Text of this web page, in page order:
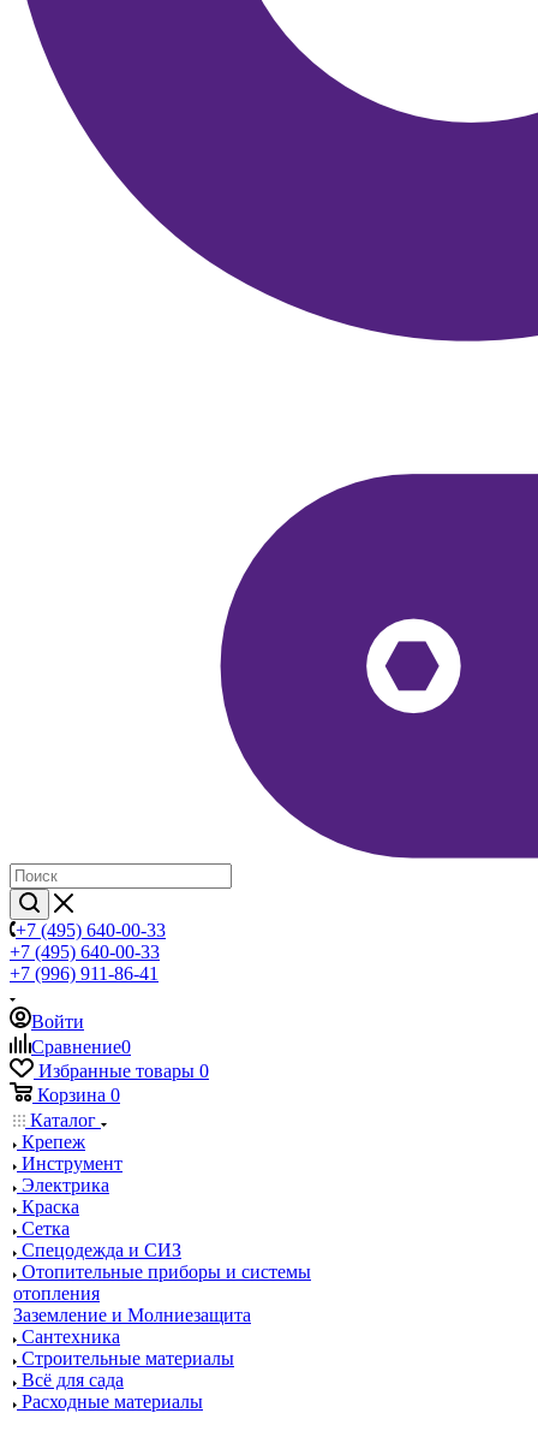
+7 (495) 640-00-33
+7 (495) 640-00-33
+7 (996) 911-86-41
Войти
Сравнение0
Избранные товары 0
Корзина 0
Каталог
Крепеж
Инструмент
Электрика
Краска
Сетка
Спецодежда и СИЗ
Отопительные приборы и системы
отопления
Заземление и Молниезащита
Сантехника
Строительные материалы
Всё для сада
Расходные материалы